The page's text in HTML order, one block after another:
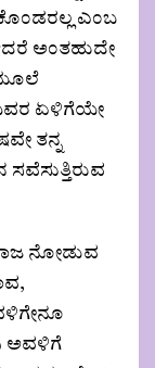
ಎಂಬ
ಅಂತಹುದೇ
ಮೂಲೆ
ಏಳಿಗೆಯೇ
ತನ್ನ
ನೋಡುವ
ಅವಳಿಗೆ